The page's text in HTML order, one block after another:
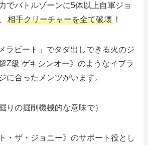
でバトルゾーンに5体以上自軍ジョ
相手クリーチャーを全て破壊 ！
ラビート」でタダ出しできる火のジ
Z級 ゲキシンオー》のようなイブラ
に合ったメンツがいます。
りの掘削機械的な意味で）
・ザ・ジョニー》のサポート役とし